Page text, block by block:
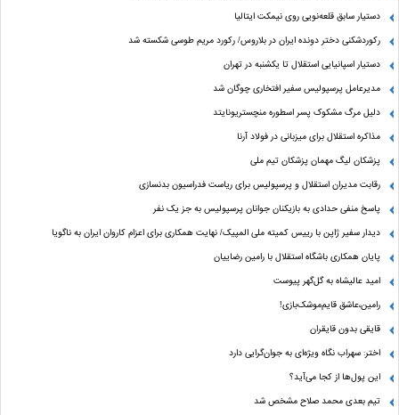
دستیار سابق قلعه‌نویی روی نیمکت ایتالیا
رکوردشکنی دختر دونده ایران در بلاروس/ رکورد مریم طوسی شکسته شد
دستیار اسپانیایی استقلال تا یکشنبه در تهران
مدیرعامل پرسپولیس سفیر افتخاری چوگان شد
دلیل مرگ مشکوک پسر اسطوره منچستریونایتد
مذاکره استقلال برای میزبانی در فولاد آرنا
پزشکان لیگ مهمان پزشکان تیم ملی
رقابت مدیران استقلال و پرسپولیس برای ریاست فدراسیون بدنسازی
پاسخ منفی حدادی به بازیکنان جوانان پرسپولیس به جز یک نفر
دیدار سفیر ژاپن با رییس کمیته ملی المپیک/ نهایت همکاری برای اعزام کاروان ایران به ناگویا
پایان همکاری باشگاه استقلال با رامین رضاییان
امید عالیشاه به گل‌گهر پیوست
رامین،عاشق قایم‌موشک‌بازی!
قایقی بدون قایقران
اختر: سهراب نگاه ویژه‌ای به جوان‌گرایی دارد
این پول‌ها از کجا می‌آید؟
تیم بعدی محمد صلاح مشخص شد